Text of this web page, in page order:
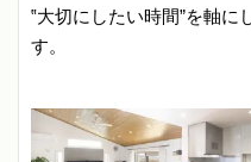
‟大切にしたい時間”を軸
す。